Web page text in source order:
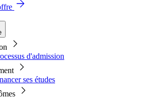
d'admission
ses études